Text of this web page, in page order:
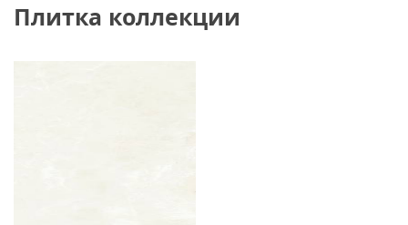
Плитка коллекции